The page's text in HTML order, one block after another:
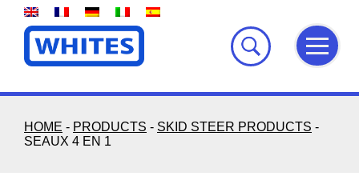
Skip
content
HOME - PRODUCTS - SKID STEER PRODUCTS -
SEAUX 4 EN 1